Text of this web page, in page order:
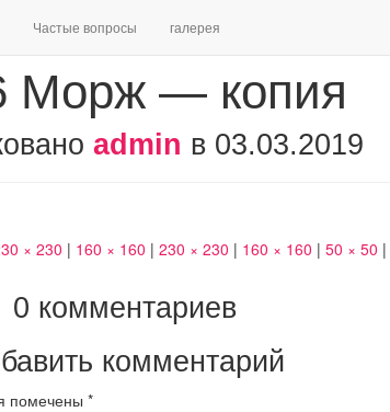
Частые вопросы галерея
Морж — копия
admin в 03.03.2019
× 230 | 160 × 160 | 230 × 230 | 160 × 160 | 50 × 50 |
0 комментариев
комментарий
помечены *